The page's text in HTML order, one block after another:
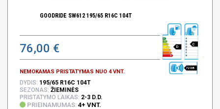
GOODRIDE SW612 195/65 R16C 104T
76,00 €
NEMOKAMAS PRISTATYMAS NUO 4 VNT.
D
C
72 DB
DYDIS: 195/65 R16C 104T
SEZONAS: ŽIEMINĖS
PRISTATYMO LAIKAS: 2-3 D.D.
PRIEINAMUMAS: 4+ VNT.